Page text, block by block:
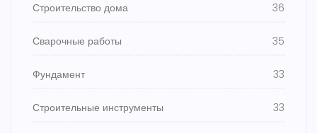
Строительство дома 36
Сварочные работы 35
Фундамент 33
Строительные инструменты 33